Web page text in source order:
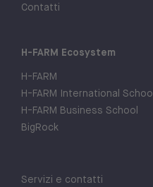
Contatti
H-FARM Ecosystem
H-FARM
H-FARM International School
H-FARM Business School
BigRock
Servizi e contatti